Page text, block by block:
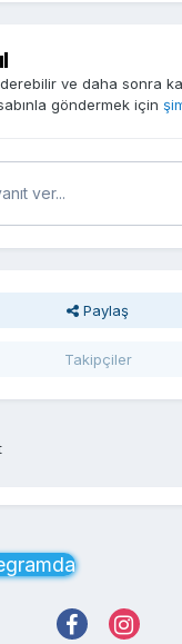
ve daha sonra
göndermek için
ver...
Paylaş
Takipçiler